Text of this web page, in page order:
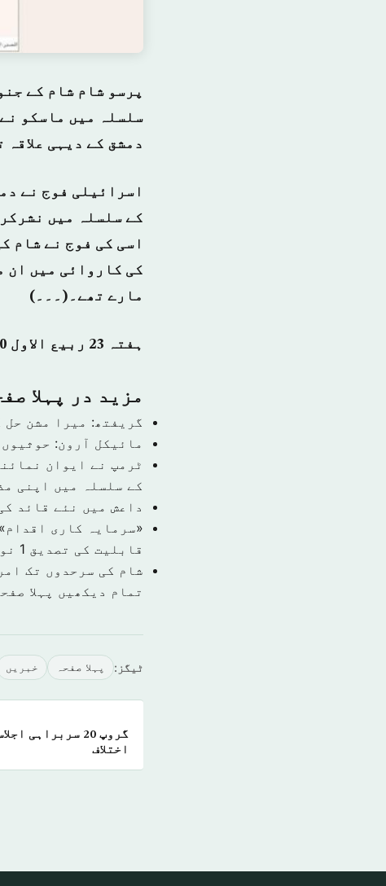
پرسو شام شام کے
سلسلہ میں ماسکو
دمشق کے دیہی
اسرائیلی فوج نے
کے سلسلہ میں
اسی کی فوج نے شام
کی کاروائی میں ان
مارے تھے۔(۔۔۔)
ہفتہ 23 ربیع الاول 1440 ہجری – 01 دسمبر 2018ء – شمارہ نمبر [14613]
مزید در پہلا
گریفتھ: میرا مشن
مائیکل آرون:
ٹرمپ نے ایوان
کے سلسلہ میں اپنی
داعش میں نئے قائد
قابلیت کی تصدیق 1 نومبر 2019
شام کی سرحدوں تک
تمام دیکھیں پہلا
ٹیگز: پہلا صفحہ خبريں
گروپ 20
اختلاف